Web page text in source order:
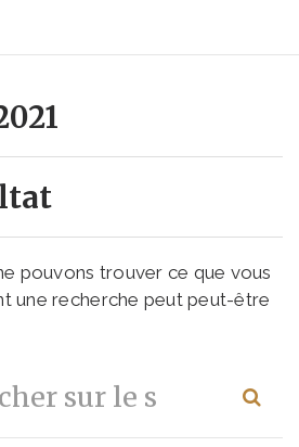
pouvons trouver ce que vous
une recherche peut peut-être